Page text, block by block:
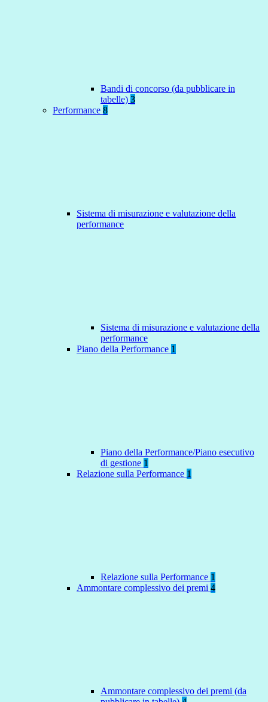
Bandi di concorso (da pubblicare in
tabelle) 3
Performance 8
Sistema di misurazione e valutazione della
performance
Sistema di misurazione e valutazione della
performance
Piano della Performance 1
Piano della Performance/Piano esecutivo
di gestione 1
Relazione sulla Performance 1
Relazione sulla Performance 1
Ammontare complessivo dei premi 4
Ammontare complessivo dei premi (da